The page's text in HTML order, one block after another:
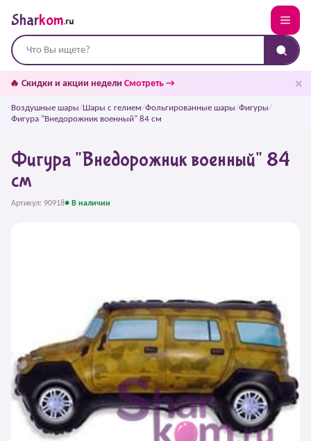
Sharkom.ru
🔥 Скидки и акции недели Смотреть → ✕
Воздушные шары/Шары с гелием/Фольгированные шары/Фигуры/
Фигура "Внедорожник военный" 84 см
Фигура "Внедорожник военный" 84
см
Артикул: 90918● В наличии